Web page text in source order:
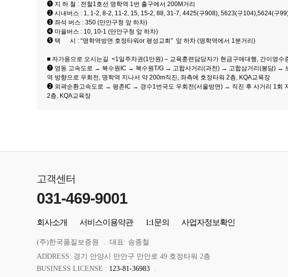
❶ 지 하 철 : 전철1호선 명학역 1번 출구에서 200M거리
❷ 시내버스 : 1, 1-2, 8-2, 11-2, 15, 15-2, 88, 31-7, 4425(구908), 5623(구104),5624(구
❸ 좌석 버스 : 350 (만안구청 앞 하차)
❹ 마을버스 : 10, 10-1 (만안구청 앞 하차)
❺ 택 시 : “명학역방면 호정타워or 평성교회” 앞 하차 (명학역에서 1분거리)
■ 자가용으로 오시는길 <1일주차권(1만원) – 교육훈련담당자가 현금구매대행, 간이영수
❶ 영동 고속도로 → 북수원IC → 북수원T/G → 고합사거리(과천) → 고합삼거리(봉담) →
역 방향으로 우회전, 명학역 지나서 약 200m직진, 좌측에 호정타워 2층, KQA교육장
❷ 외곽순환고속도로 → 평촌IC → 경수1번국도 우회전(서울방면) → 직진 후 사거리 1회
2층, KQA교육장
고객센터
031-469-9001
회사소개 서비스이용약관 1:1문의 사업자정보확인
(주)한국품질보증원
대표: 송종철
ADDRESS: 경기 안양시 만안구 만안로 49 호정타워 2층
BUSINESS LICENSE : 123-81-36983